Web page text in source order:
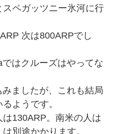
ペガッツニー氷河に行
次は800ARPでし
ではクルーズはやってな
ましたが、これも結局
ようです。
130ARP。南米の人は
別途かかります。